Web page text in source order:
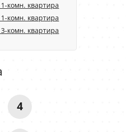
1-комн. квартира
1-комн. квартира
3-комн. квартира
4